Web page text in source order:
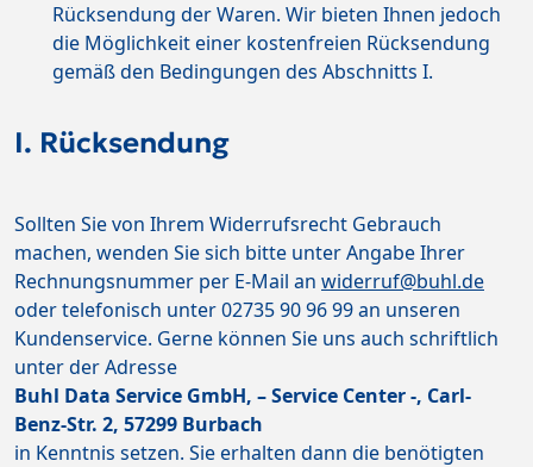
Rücksendung der Waren. Wir bieten Ihnen jedoch
die Möglichkeit einer kostenfreien Rücksendung
gemäß den Bedingungen des Abschnitts I.
I. Rücksendung
Sollten Sie von Ihrem Widerrufsrecht Gebrauch
machen, wenden Sie sich bitte unter Angabe Ihrer
Rechnungsnummer per E-Mail an widerruf@buhl.de
oder telefonisch unter 02735 90 96 99 an unseren
Kundenservice. Gerne können Sie uns auch schriftlich
unter der Adresse
Buhl Data Service GmbH, – Service Center -, Carl-
Benz-Str. 2, 57299 Burbach
in Kenntnis setzen. Sie erhalten dann die benötigten